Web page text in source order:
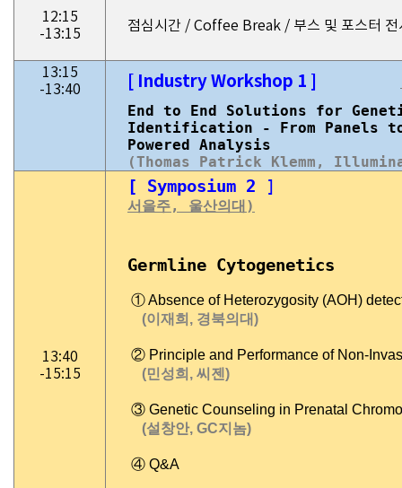
12:15
-13:15
점심시간 / Coffee Break / 부스 및 포스터
13:15
-13:40
[ Industry Workshop 1 ]
End to End Solutions for
Identification - From Panels to
Powered Analysis
(Thomas Patrick Klemm,
13:40
-15:15
[ Symposium 2
서을주, 울산의대)
Germline Cytogenetics
① Absence of Heterozygosity (AOH)
(이재희, 경북의대)
② Principle and Performance of Non-
(민성희, 씨젠)
③ Genetic Counseling in Prenatal
(설창안, GC지 놈)
④ Q&A